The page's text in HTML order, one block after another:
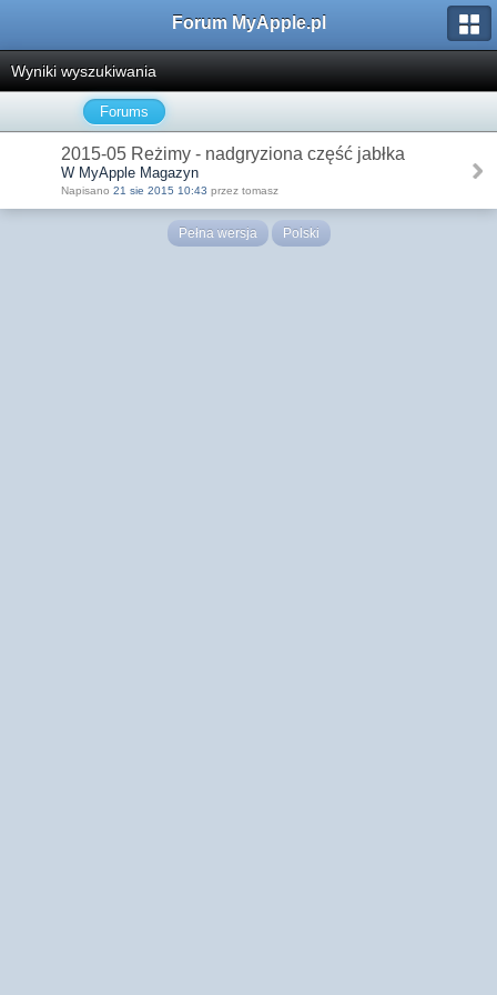
Forum MyApple.pl
Wyniki wyszukiwania
Forums
2015-05 Reżimy - nadgryziona część jabłka
W MyApple Magazyn
Napisano 21 sie 2015 10:43 przez tomasz
Pełna wersja Polski